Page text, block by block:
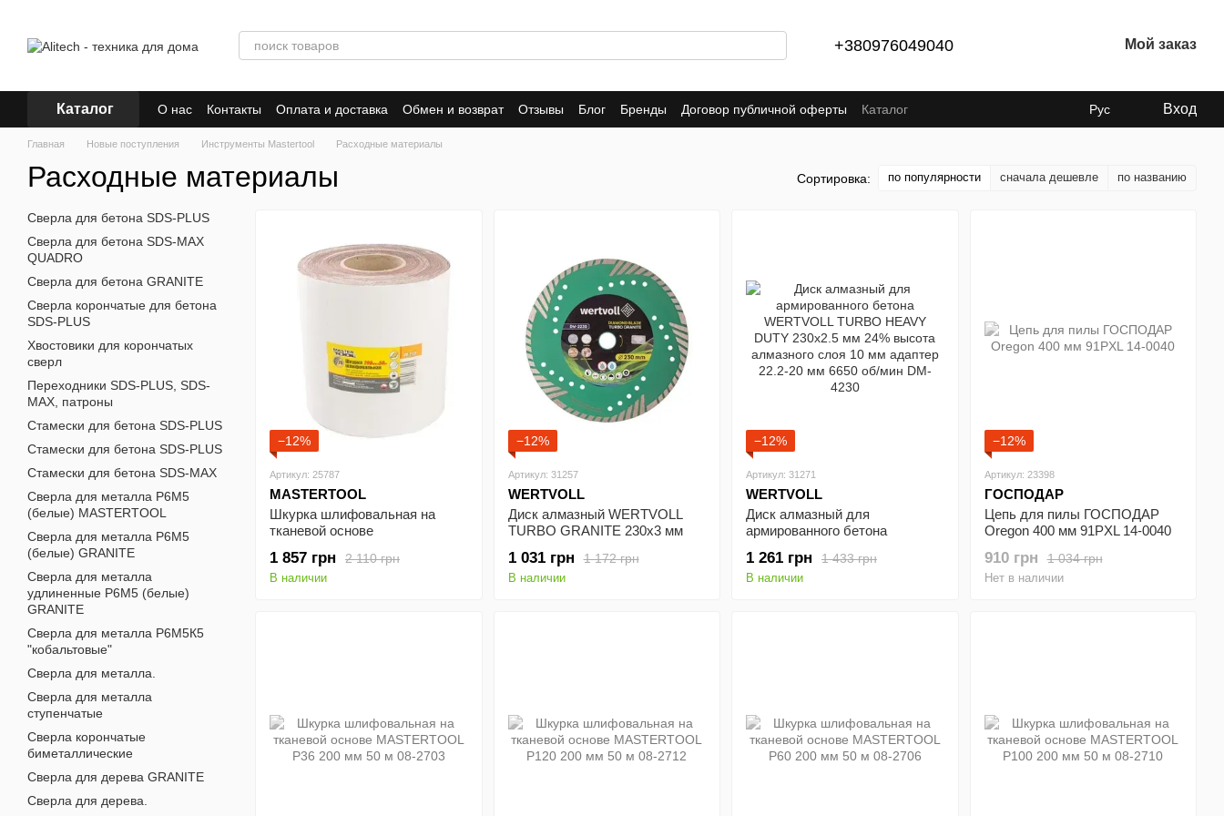
+380976049040 Мой заказ
Каталог О нас Контакты Оплата и доставка Обмен и возврат Отзывы Блог Бренды Договор публичной оферты Каталог Рус Вход
Главная Новые поступления Инструменты Mastertool Расходные материалы
Расходные материалы Сортировка: по популярности сначала дешевле по названию
−12%
Артикул: 25787
MASTERTOOL
Шкурка шлифовальная на
тканевой основе
м 08-2722
2 110 грн
1 857 грн
В наличии
−12%
Артикул: 31257
WERTVOLL
Диск алмазный WERTVOLL
TURBO GRANITE 230х3 мм
мм адаптер 22.2-20 мм 6650
об/мин DM-2230
1 172 грн
1 031 грн
В наличии
−12%
Артикул: 31271
WERTVOLL
Диск алмазный для
армированного бетона
DUTY 230х2.5 мм 24% высота
алмазного слоя 10 мм адаптер
1 433 грн
1 261 грн
В наличии
−12%
Артикул: 23398
ГОСПОДАР
Цепь для пилы ГОСПОДАР
Oregon 400 мм 91PXL 14-0040
1 034 грн
910 грн
Нет в наличии
Сверла для бетона SDS-PLUS
Сверла для бетона SDS-MAX
QUADRO
Сверла для бетона GRANITE
Сверла корончатые для бетона
SDS-PLUS
Хвостовики для корончатых
сверл
Переходники SDS-PLUS, SDS-
MAX, патроны
Стамески для бетона SDS-PLUS
Стамески для бетона SDS-PLUS
Стамески для бетона SDS-MAX
Сверла для металла Р6М5
(белые) MASTERTOOL
Сверла для металла Р6М5
(белые) GRANITE
Сверла для металла
удлиненные Р6М5 (белые)
GRANITE
Сверла для металла Р6М5К5
"кобальтовые"
Сверла для металла.
Сверла для металла
ступенчатые
Сверла корончатые
биметаллические
Сверла для дерева GRANITE
Сверла для дерева.